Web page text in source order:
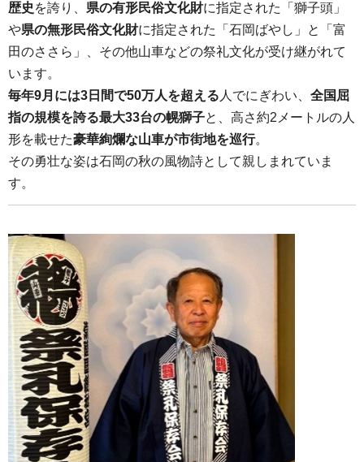
歴史 を誇り、 県の有形民俗文化財に指定された「獅子頭」
や県の無形民俗文化財に指定された「石岡ばやし」と「富
田のささら」、その他山車などの祭礼文化が受け継がれて
います。
毎年9月には3日間で50万人を超える 人でにぎわい、 全国屈
指の規模を誇る最大33台の幌獅子と、高さ約2メートルの人
形を載せた豪華絢爛な山車が市街地を巡行。
その勇壮な姿は石岡の秋の風物詩として親しまれていま
す。